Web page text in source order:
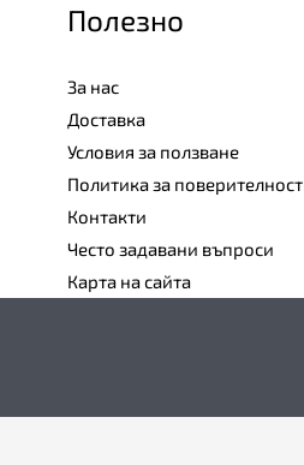
Полезно
За нас
Доставка
Условия за ползване
Политика за поверителност
Контакти
Често задавани въпроси
Карта на сайта